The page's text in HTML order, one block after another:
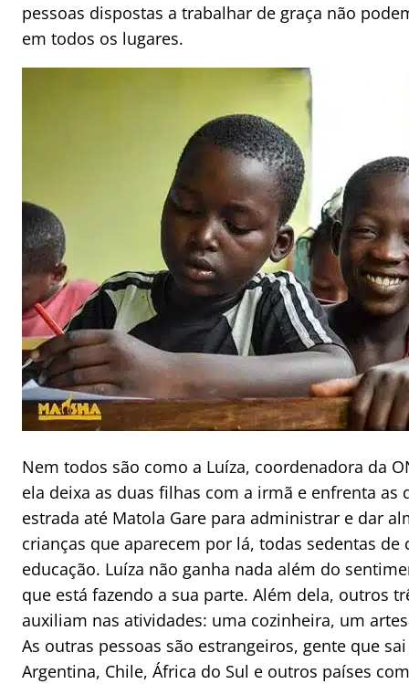
pessoas dispostas a trabalhar de graça não
em todos os lugares.
Nem todos são como a Luíza, coordenadora da
ela deixa as duas filhas com a irmã e enfrenta as
estrada até Matola Gare para administrar e dar
crianças que aparecem por lá, todas sedentas de
educação. Luíza não ganha nada além do
que está fazendo a sua parte. Além dela, outros
auxiliam nas atividades: uma cozinheira, um
As outras pessoas são estrangeiros, gente que
Argentina, Chile, África do Sul e outros países